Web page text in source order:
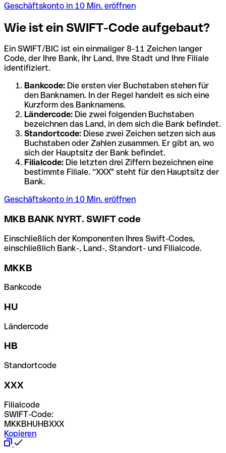
Geschäftskonto in 10 Min. eröffnen
Wie ist ein SWIFT-Code aufgebaut?
Ein SWIFT/BIC ist ein einmaliger 8-11 Zeichen langer
Code, der Ihre Bank, Ihr Land, Ihre Stadt und Ihre Filiale
identifiziert.
Bankcode: Die ersten vier Buchstaben stehen für
den Banknamen. In der Regel handelt es sich eine
Kurzform des Banknamens.
Ländercode: Die zwei folgenden Buchstaben
bezeichnen das Land, in dem sich die Bank befindet.
Standortcode: Diese zwei Zeichen setzen sich aus
Buchstaben oder Zahlen zusammen. Er gibt an, wo
sich der Hauptsitz der Bank befindet.
Filialcode: Die letzten drei Ziffern bezeichnen eine
bestimmte Filiale. “XXX" steht für den Hauptsitz der
Bank.
Geschäftskonto in 10 Min. eröffnen
MKB BANK NYRT. SWIFT code
Einschließlich der Komponenten Ihres Swift-Codes,
einschließlich Bank-, Land-, Standort- und Filialcode.
MKKB
Bankcode
HU
Ländercode
HB
Standortcode
XXX
Filialcode
SWIFT-Code:
MKKBHUHBXXX
Kopieren